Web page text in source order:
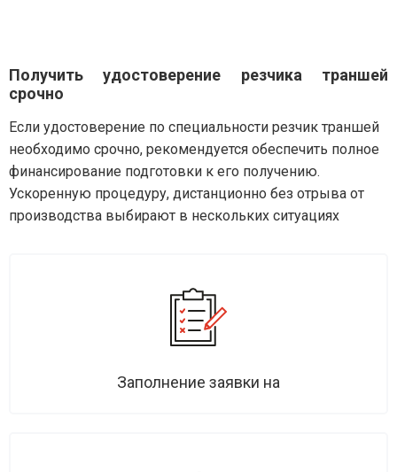
Получить удостоверение резчика траншей
срочно
Если удостоверение по специальности резчик траншей
необходимо срочно, рекомендуется обеспечить полное
финансирование подготовки к его получению.
Ускоренную процедуру, дистанционно без отрыва от
производства выбирают в нескольких ситуациях
Заполнение заявки на